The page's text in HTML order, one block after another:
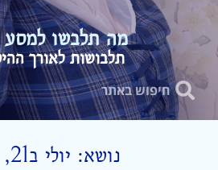
מה תלבשו למסע
תלבושות לאורך
נושא: יולי ב21, 2021